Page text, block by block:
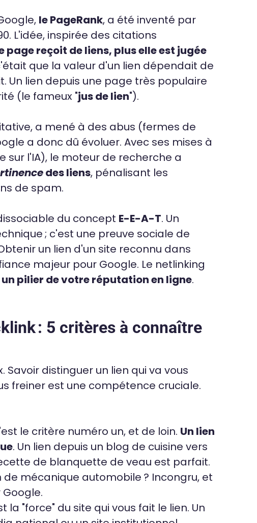
le PageRank, a été inventé par
L'idée, inspirée des citations
page reçoit de liens, plus elle est jugée
que la valeur d'un lien dépendait de
Un lien depuis une page très populaire
(le fameux "jus de lien").
a mené à des abus (fermes de
a donc dû évoluer. Avec ses mises à
sur l'IA), le moteur de recherche a
des liens, pénalisant les
de spam.
du concept E-E-A-T. Un
; c'est une preuve sociale de
un lien d'un site reconnu dans
majeur pour Google. Le netlinking
un pilier de votre réputation en ligne.
: 5 critères à connaître
Savoir distinguer un lien qui va vous
freiner est une compétence cruciale.
le critère numéro un, et de loin. Un lien
. Un lien depuis un blog de cuisine vers
de blanquette de veau est parfait.
mécanique automobile ? Incongru, et
la "force" du site qui vous fait le lien. Un